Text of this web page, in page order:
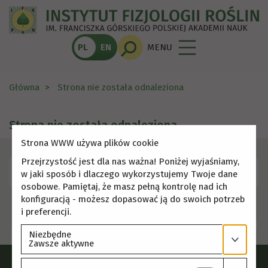
PL EN MENU
Główna Strona nie została odnaleziona
Strona nie została odnaleziona
Skorzystaj z menu, aby wybrać inną stronę.
Strona WWW używa plików cookie
Przejrzystość jest dla nas ważna! Poniżej wyjaśniamy,
w jaki sposób i dlaczego wykorzystujemy Twoje dane
osobowe. Pamiętaj, że masz pełną kontrolę nad ich
konfiguracją - możesz dopasować ją do swoich potrzeb
i preferencji.
Niezbędne
Zawsze aktywne